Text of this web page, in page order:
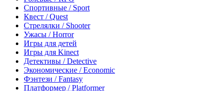
Спортивные / Sport
Квест / Quest
Стрелялки / Shooter
Ужасы / Horror
Игры для детей
Игры для Kinect
Детективы / Detective
Экономические / Economic
Фэнтези / Fantasy
Платформер / Platformer